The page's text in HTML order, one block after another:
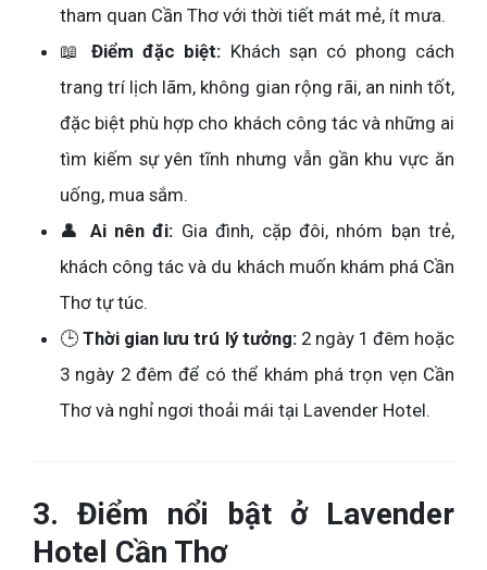
tham quan Cần Thơ với thời tiết mát mẻ, ít mưa.
📖Điểm đặc biệt: Khách sạn có phong cách
trang trí lịch lãm, không gian rộng rãi, an ninh tốt,
đặc biệt phù hợp cho khách công tác và những ai
tìm kiếm sự yên tĩnh nhưng vẫn gần khu vực ăn
uống, mua sắm.
👤 Ai nên đi: Gia đình, cặp đôi, nhóm bạn trẻ,
khách công tác và du khách muốn khám phá Cần
Thơ tự túc.
🕒Thời gian lưu trú lý tưởng:2 ngày 1 đêm hoặc
3 ngày 2 đêm để có thể khám phá trọn vẹn Cần
Thơ và nghỉ ngơi thoải mái tại Lavender Hotel.
3. Điểm nổi bật ở Lavender
Hotel Cần Thơ